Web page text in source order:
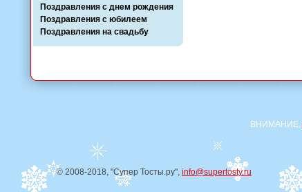
Поздравления с днем рождения
Поздравления с юбилеем
Поздравления на свадьбу
ВНИМАНИЕ,
© 2008-2018, "Супер Тосты.ру", info@supertosty.ru